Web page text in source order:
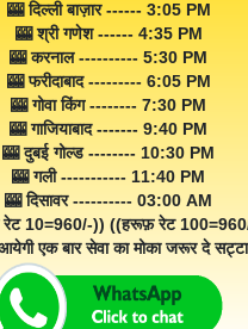
🎰 दिल्ली बाज़ार ------ 3:05 PM
🎰 श्री गणेश ------ 4:35 PM
🎰 करनाल ---------- 5:30 PM
🎰 फरीदाबाद --------- 6:05 PM
🎰 गोवा किंग -------- 7:30 PM
🎰 गाजियाबाद ------- 9:40 PM
🎰 दुबई गोल्ड -------- 10:30 PM
🎰 गली ----------- 11:40 PM
🎰 दिसावर ---------- 03:00 AM
रेट 10=960/-)) ((हरूफ़ रेट
एक बार सेवा का मोका जरूर दे सट्टा